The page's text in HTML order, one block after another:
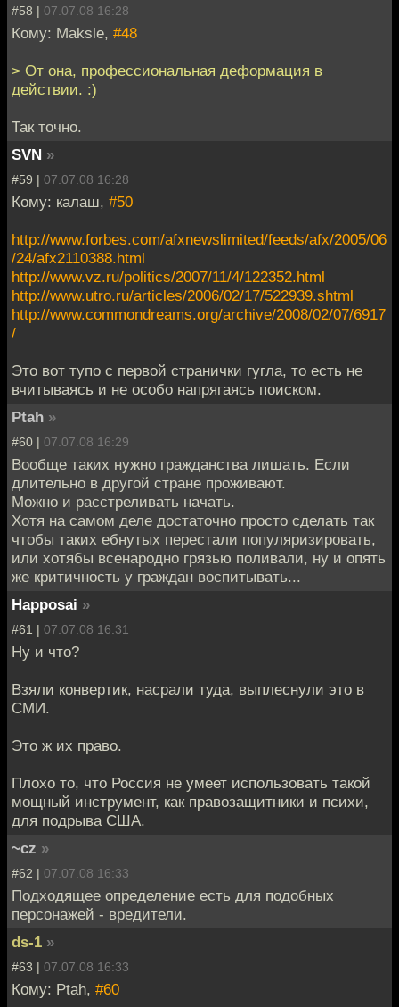
#58 | 07.07.08 16:28
Кому: Maksle, #48
> От она, профессиональная деформация в
действии. :)
Так точно.
SVN »
#59 | 07.07.08 16:28
Кому: калаш, #50
http://www.forbes.com/afxnewslimited/feeds/afx/2005/06
/24/afx2110388.html
http://www.vz.ru/politics/2007/11/4/122352.html
http://www.utro.ru/articles/2006/02/17/522939.shtml
http://www.commondreams.org/archive/2008/02/07/6917
/
Это вот тупо с первой странички гугла, то есть не
вчитываясь и не особо напрягаясь поиском.
Ptah »
#60 | 07.07.08 16:29
Вообще таких нужно гражданства лишать. Если
длительно в другой стране проживают.
Можно и расстреливать начать.
Хотя на самом деле достаточно просто сделать так
чтобы таких ебнутых перестали популяризировать,
или хотябы всенародно грязью поливали, ну и опять
же критичность у граждан воспитывать...
Happosai »
#61 | 07.07.08 16:31
Ну и что?
Взяли конвертик, насрали туда, выплеснули это в
СМИ.
Это ж их право.
Плохо то, что Россия не умеет использовать такой
мощный инструмент, как правозащитники и психи,
для подрыва США.
~cz »
#62 | 07.07.08 16:33
Подходящее определение есть для подобных
персонажей - вредители.
ds-1 »
#63 | 07.07.08 16:33
Кому: Ptah, #60